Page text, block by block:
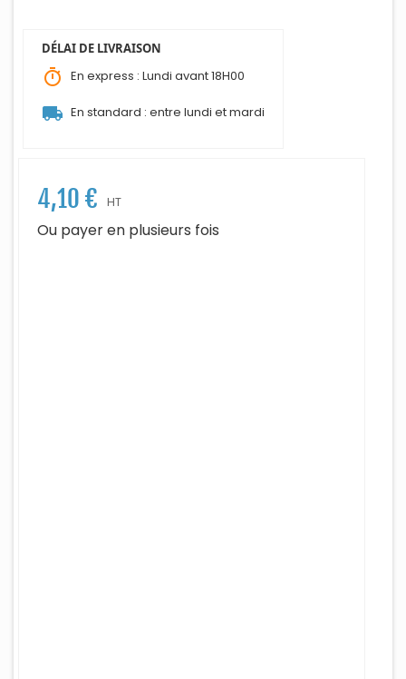
DÉLAI DE LIVRAISON
timer En express : Lundi avant 18H00
local_shipping En standard : entre lundi et mardi
4,10 € HT
Ou payer en plusieurs fois